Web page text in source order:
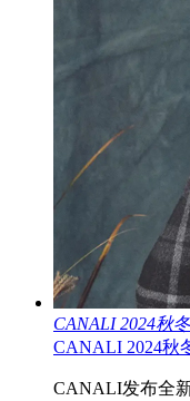
CANALI 2024秋
CANALI 2024秋
CANALI发布全